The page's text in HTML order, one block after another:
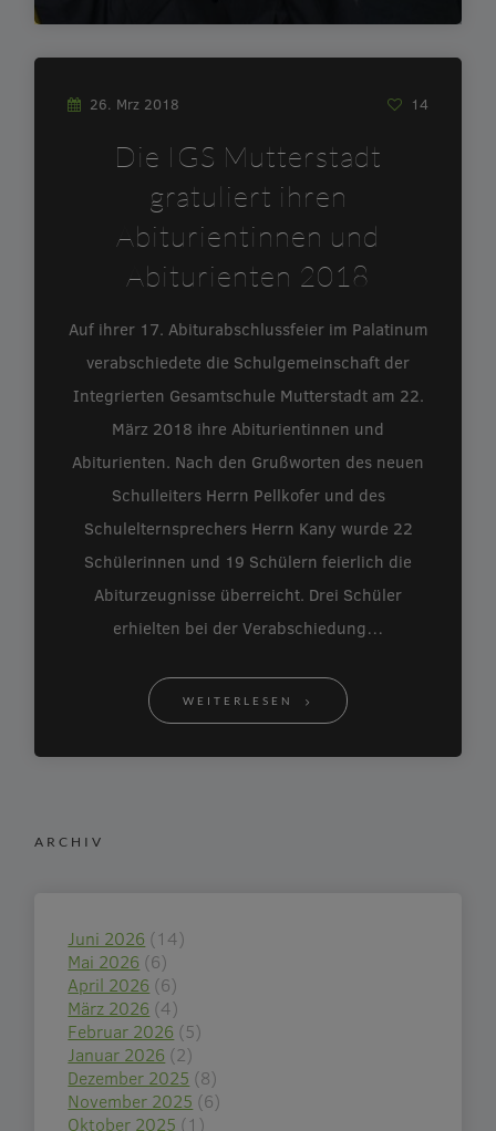
26. Mrz 2018 14
Die IGS Mutterstadt
gratuliert ihren
Abiturientinnen und
Abiturienten 2018
Auf ihrer 17. Abiturabschlussfeier im Palatinum
verabschiedete die Schulgemeinschaft der
Integrierten Gesamtschule Mutterstadt am 22.
März 2018 ihre Abiturientinnen und
Abiturienten. Nach den Grußworten des neuen
Schulleiters Herrn Pellkofer und des
Schulelternsprechers Herrn Kany wurde 22
Schülerinnen und 19 Schülern feierlich die
Abiturzeugnisse überreicht. Drei Schüler
erhielten bei der Verabschiedung…
WEITERLESEN
ARCHIV
Juni 2026 (14)
Mai 2026 (6)
April 2026 (6)
März 2026 (4)
Februar 2026 (5)
Januar 2026 (2)
Dezember 2025 (8)
November 2025 (6)
Oktober 2025 (1)